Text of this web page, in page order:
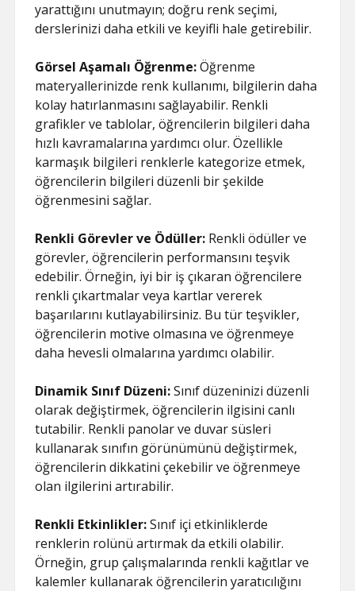
yarattığını unutmayın; doğru renk seçimi,
derslerinizi daha etkili ve keyifli hale getirebilir.
Görsel Aşamalı Öğrenme:Öğrenme
materyallerinizde renk kullanımı, bilgilerin daha
kolay hatırlanmasını sağlayabilir. Renkli
grafikler ve tablolar, öğrencilerin bilgileri daha
hızlı kavramalarına yardımcı olur. Özellikle
karmaşık bilgileri renklerle kategorize etmek,
öğrencilerin bilgileri düzenli bir şekilde
öğrenmesini sağlar.
Renkli Görevler ve Ödüller: Renkli ödüller ve
görevler, öğrencilerin performansını teşvik
edebilir. Örneğin, iyi bir iş çıkaran öğrencilere
renkli çıkartmalar veya kartlar vererek
başarılarını kutlayabilirsiniz. Bu tür teşvikler,
öğrencilerin motive olmasına ve öğrenmeye
daha hevesli olmalarına yardımcı olabilir.
Dinamik Sınıf Düzeni:Sınıf düzeninizi düzenli
olarak değiştirmek, öğrencilerin ilgisini canlı
tutabilir. Renkli panolar ve duvar süsleri
kullanarak sınıfın görünümünü değiştirmek,
öğrencilerin dikkatini çekebilir ve öğrenmeye
olan ilgilerini artırabilir.
Renkli Etkinlikler:Sınıf içi etkinliklerde
renklerin rolünü artırmak da etkili olabilir.
Örneğin, grup çalışmalarında renkli kağıtlar ve
kalemler kullanarak öğrencilerin yaratıcılığını